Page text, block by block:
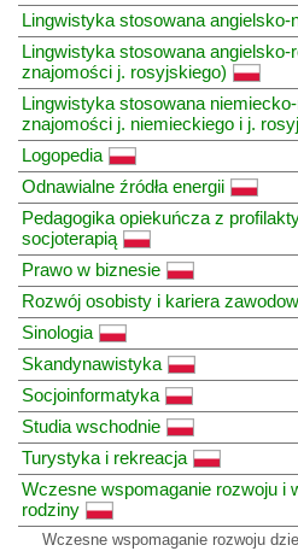
Lingwistyka stosowana angielsko-
Lingwistyka stosowana angielsko-
znajomości j. rosyjskiego)
Lingwistyka stosowana
znajomości j. niemieckiego i j.
Logopedia
Odnawialne źródła energii
Pedagogika opiekuńcza z
socjoterapią
Prawo w biznesie
Rozwój osobisty i kariera
Sinologia
Skandynawistyka
Socjoinformatyka
Studia wschodnie
Turystyka i rekreacja
Wczesne wspomaganie rozwoju i
rodziny
Wczesne wspomaganie rozwoju